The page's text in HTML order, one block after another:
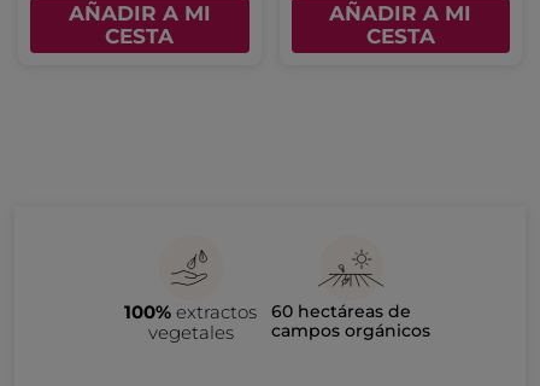
AÑADIR A MI
CESTA
AÑADIR A MI
CESTA
100% extractos
vegetales
60 hectáreas de
campos orgánicos